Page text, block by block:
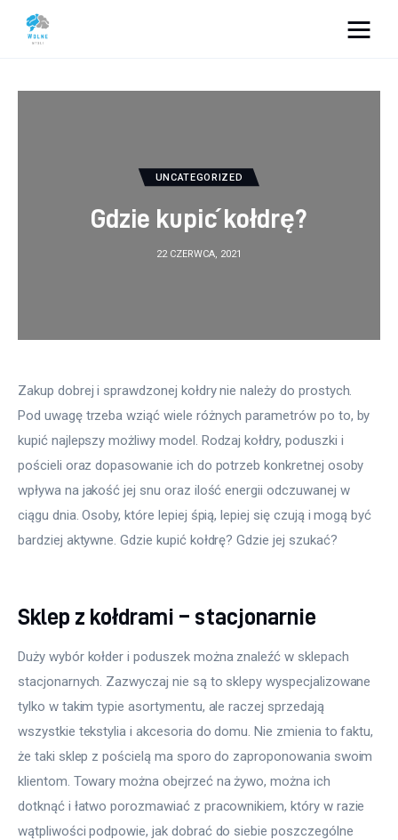
Dom i ogród
Więcej
UNCATEGORIZED
Gdzie kupić kołdrę?
22 CZERWCA, 2021
Zakup dobrej i sprawdzonej kołdry nie należy do prostych.
Pod uwagę trzeba wziąć wiele różnych parametrów po to, by
kupić najlepszy możliwy model. Rodzaj kołdry, poduszki i
pościeli oraz dopasowanie ich do potrzeb konkretnej osoby
wpływa na jakość jej snu oraz ilość energii odczuwanej w
ciągu dnia. Osoby, które lepiej śpią, lepiej się czują i mogą być
bardziej aktywne. Gdzie kupić kołdrę? Gdzie jej szukać?
Sklep z kołdrami – stacjonarnie
Duży wybór kołder i poduszek można znaleźć w sklepach
stacjonarnych. Zazwyczaj nie są to sklepy wyspecjalizowane
tylko w takim typie asortymentu, ale raczej sprzedają
wszystkie tekstylia i akcesoria do domu. Nie zmienia to faktu,
że taki sklep z pościelą ma sporo do zaproponowania swoim
klientom. Towary można obejrzeć na żywo, można ich
dotknąć i łatwo porozmawiać z pracownikiem, który w razie
wątpliwości podpowie, jak dobrać do siebie poszczególne